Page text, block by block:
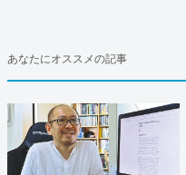
あなたにオススメの記事